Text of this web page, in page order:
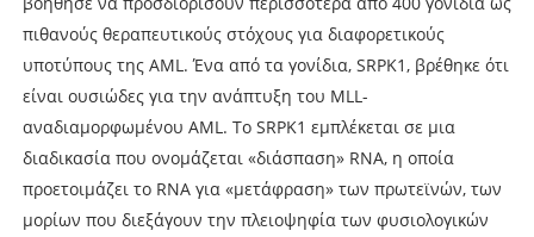
πιθανούς θεραπευτικούς στόχους για διαφορετικούς
υποτύπους της AML. Ένα από τα γονίδια, SRPK1, βρέθηκε ότι
είναι ουσιώδες για την ανάπτυξη του MLL-
αναδιαμορφωμένου AML. Το SRPK1 εμπλέκεται σε μια
διαδικασία που ονομάζεται «διάσπαση» RNA, η οποία
προετοιμάζει το RNA για «μετάφραση» των πρωτεϊνών, των
μορίων που διεξάγουν την πλειοψηφία των φυσιολογικών